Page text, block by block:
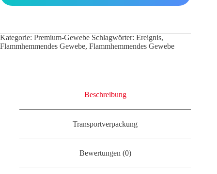
Kategorie: Premium-Gewebe Schlagwörter: Ereignis,
Flammhemmendes Gewebe, Flammhemmendes Gewebe
Beschreibung
Transportverpackung
Bewertungen (0)